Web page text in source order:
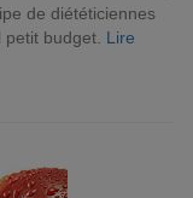
de diététiciennes
budget. Lire